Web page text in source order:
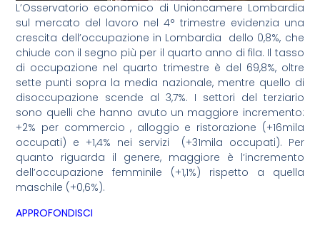
L’Osservatorio economico di Unioncamere Lombardia
sul mercato del lavoro nel 4° trimestre evidenzia una
crescita dell’occupazione in Lombardia dello 0,8%, che
chiude con il segno più per il quarto anno di fila. Il tasso
di occupazione nel quarto trimestre è del 69,8%, oltre
sette punti sopra la media nazionale, mentre quello di
disoccupazione scende al 3,7%. I settori del terziario
sono quelli che hanno avuto un maggiore incremento:
+2% per commercio , alloggio e ristorazione (+16mila
occupati) e +1,4% nei servizi (+31mila occupati). Per
quanto riguarda il genere, maggiore è l’incremento
dell’occupazione femminile (+1,1%) rispetto a quella
maschile (+0,6%).
APPROFONDISCI